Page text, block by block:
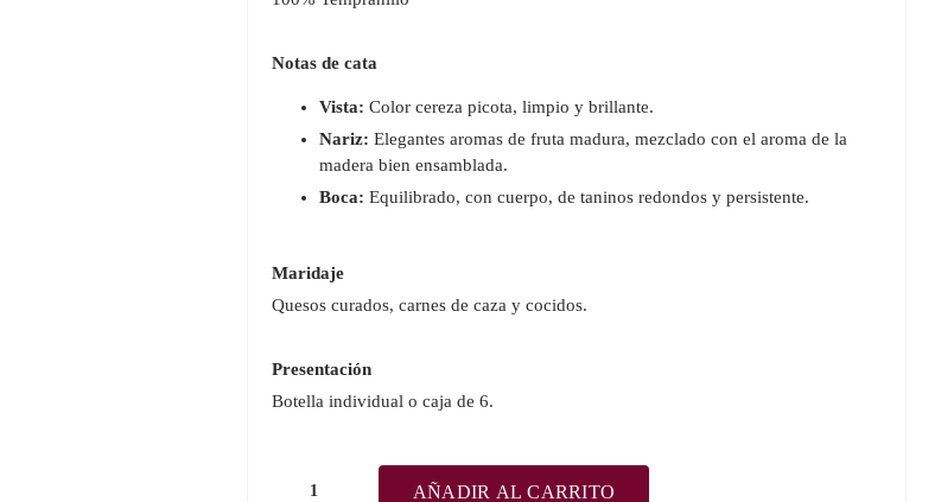
Notas de cata
Vista: Color cereza picota, limpio y brillante.
Nariz: Elegantes aromas de fruta madura, mezclado con el aroma de la
madera bien ensamblada.
Boca: Equilibrado, con cuerpo, de taninos redondos y persistente.
Maridaje
Quesos curados, carnes de caza y cocidos.
Presentación
Botella individual o caja de 6.
AÑADIR AL CARRITO